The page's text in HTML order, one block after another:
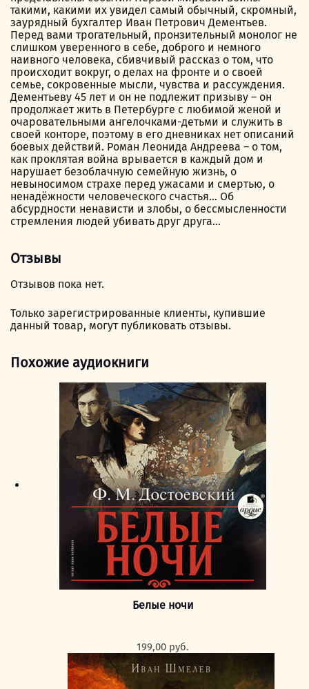
такими, какими их увидел самый обычный, скромный,
заурядный бухгалтер Иван Петрович Дементьев.
Перед вами трогательный, пронзительный монолог не
слишком уверенного в себе, доброго и немного
наивного человека, сбивчивый рассказ о том, что
происходит вокруг, о делах на фронте и о своей
семье, сокровенные мысли, чувства и рассуждения.
Дементьеву 45 лет и он не подлежит призыву – он
продолжает жить в Петербурге с любимой женой и
очаровательными ангелочками-детьми и служить в
своей конторе, поэтому в его дневниках нет описаний
боевых действий. Роман Леонида Андреева – о том,
как проклятая война врывается в каждый дом и
нарушает безоблачную семейную жизнь, о
невыносимом страхе перед ужасами и смертью, о
ненадёжности человеческого счастья… Об
абсурдности ненависти и злобы, о бессмысленности
стремления людей убивать друг друга…
Отзывы
Отзывов пока нет.
Только зарегистрированные клиенты, купившие
данный товар, могут публиковать отзывы.
Похожие аудиокниги
Белые ночи
199,00 руб.